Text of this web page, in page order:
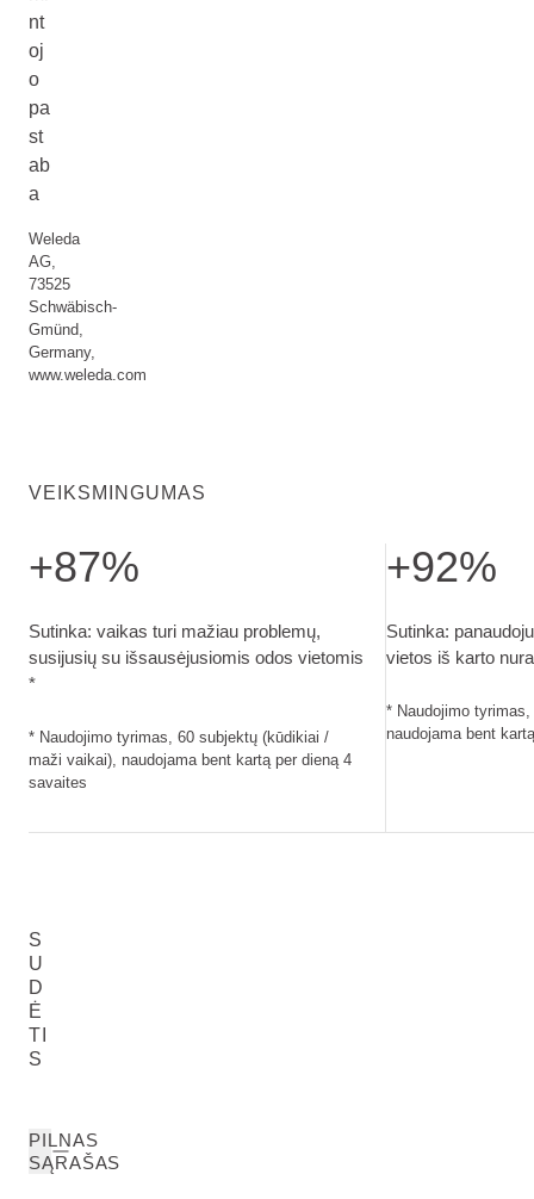
nt
oj
o
pa
st
ab
a
Weleda
AG,
73525
Schwäbisch-
Gmünd,
Germany,
www.weleda.com
VEIKSMINGUMAS
+87%
Sutinka: vaikas turi mažiau problemų,
susijusių su išsausėjusiomis odos vietomis
*
* Naudojimo tyrimas, 60 subjektų (kūdikiai /
maži vaikai), naudojama bent kartą per dieną 4
savaites
+92%
Sutinka:
vietos iš karto
* Naudojimo
naudojama bent
S
U
D
Ė
TI
S
PILNAS
SĄRAŠAS